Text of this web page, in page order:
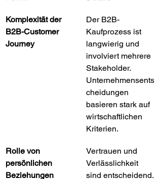
Komplexität der
B2B-Customer
Journey
Der B2B-
Kaufprozess ist
langwierig und
involviert mehrere
Stakeholder.
Unternehmensents
cheidungen
basieren stark auf
wirtschaftlichen
Kriterien.
Rolle von
persönlichen
Beziehungen
Vertrauen und
Verlässlichkeit
sind entscheidend.